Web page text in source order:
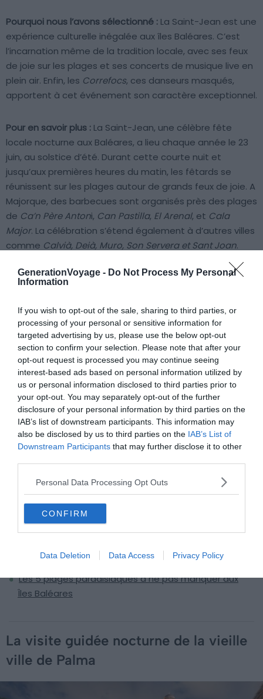
GenerationVoyage - Do Not Process My Personal
Information
If you wish to opt-out of the sale, sharing to third parties, or
processing of your personal or sensitive information for
targeted advertising by us, please use the below opt-out
section to confirm your selection. Please note that after your
opt-out request is processed you may continue seeing
interest-based ads based on personal information utilized by
us or personal information disclosed to third parties prior to
your opt-out. You may separately opt-out of the further
disclosure of your personal information by third parties on the
IAB’s list of downstream participants. This information may
also be disclosed by us to third parties on the IAB’s List of
Downstream Participants that may further disclose it to other
Personal Data Processing Opt Outs
CONFIRM
Data Deletion Data Access Privacy Policy
Pourquoi nous l’avons sélectionné : La Saint-Jean est une
expérience culturelle inégalée aux îles Baléares. C’est
l’incarnation même de la tradition locale, avec ses feux
de joie sur les plages et ses concerts de musique live en
plein air. Enfin, les Correfocs, ces danseurs masqués,
apportent à cet événement son caractère exceptionnel.
Pour en savoir plus : La Saint-Jean, une célèbre fête
locale nocturne aux Baléares, a lieu chaque année le 23
juin, au solstice d’été. Durant cette courte nuit et
jusqu’aux premières heures du matin, les fêtards se
réunissent sur les plages autour de grands feux de joie. A
Majorque, des barbecues sont organisés près des plages
de Ca’n Père Antoni, Can Pastilla, El Arenal, et Cala
Major. La célébration s’étend également à d’autres villes
comme Calvià, Deià, Muro, Son Servera et Sant Joan.
L’île de Minorqueimpose également sa marque dans
deCiutadella . Le programme propose des spectacles
équestres, des feux d’artifice et des délices culinaires à
découvrir. À Ibiza, la fête est partout et vous verrez
également les rituels des sauts au-dessus des flammes.
Enfin, sur la plus petite île deFormentera, les festivités
durent jusqu’au lever du soleil du 24 juin àPilar dela
Mola.
À lire aussi sur le guide Îles Baléares :
Visiter les îles Baléares : 10 incontournables à faire et
voir (Espagne)
Les 6 activités nautiques incontournables à
dans le temps aux Îles Baléares
Les 5 plages paradisiaques à ne pas manquer aux
Îles Baléares
La visite guidée nocturne de la vieille
ville de Palma